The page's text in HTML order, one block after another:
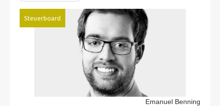
Steuerboard
Emanuel Benning